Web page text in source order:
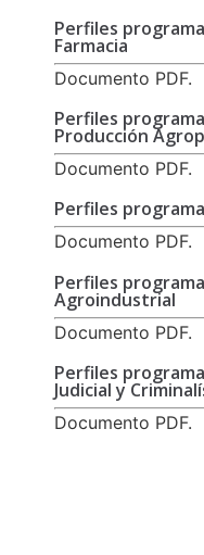
Perfiles
Farmacia
Documento PDF.
Perfiles
Producción
Documento PDF.
Perfiles
Documento PDF.
Perfiles
Agroindustrial
Documento PDF.
Perfiles
Judicial y
Documento PDF.